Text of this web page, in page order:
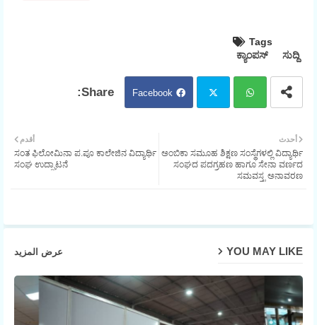
Tags
ಕ್ಯಾಂಪಸ್
ಸುದ್ದಿ
Facebook
ter atsa
أحدث
ಅಂಬಿಕಾ ಸಮೂಹ ಶಿಕ್ಷಣ ಸಂಸ್ಥೆಗಳಲ್ಲಿ ವಿದ್ಯಾರ್ಥಿ
ಸಂಘದ ಪದಗ್ರಹಣ ಹಾಗೂ ಸೇನಾ ವರ್ಣದ
ಸಮವಸ್ತ್ರ ಅನಾವರಣ
أقدم
ಸಂತ ಫಿಲೋಮಿನಾ ಪ.ಪೂ ಕಾಲೇಜಿನ ವಿದ್ಯಾರ್ಥಿ
ಸಂಘ ಉದ್ಘಾಟನೆ
YOU MAY LIKE عرض المزيد